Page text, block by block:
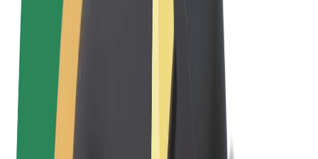
Uvjeti i odredbe
Privatnost
Kolačići
© 2026 Bolt Technology OÜ